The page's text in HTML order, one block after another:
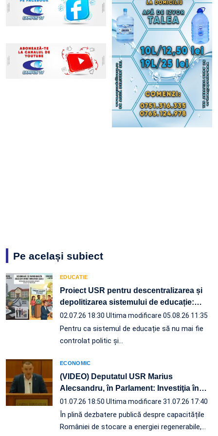
Pe același subiect
EDUCATIE
Proiect USR pentru descentralizarea și
depolitizarea sistemului de educație:…
02.07.26 18:30 Ultima modificare 05.08.26 11:35
Pentru ca sistemul de educație să nu mai fie
controlat politic și…
ECONOMIC
(VIDEO) Deputatul USR Marius
Alecsandru, în Parlament: Investiţia în…
01.07.26 18:50 Ultima modificare 31.07.26 17:40
În plină dezbatere publică despre capacitățile
României de stocare a energiei regenerabile,…